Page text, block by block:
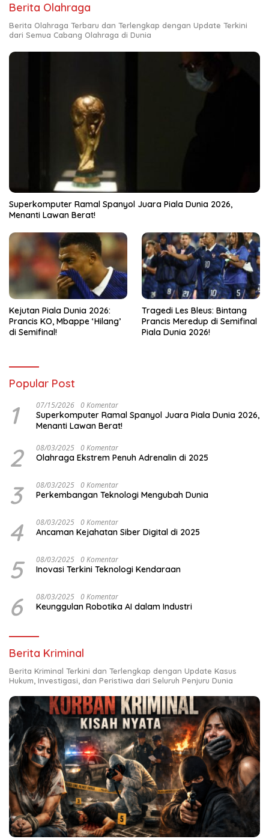
Berita Olahraga
Berita Olahraga Terbaru dan Terlengkap dengan Update Terkini
dari Semua Cabang Olahraga di Dunia
Superkomputer Ramal Spanyol Juara Piala Dunia 2026,
Menanti Lawan Berat!
Kejutan Piala Dunia 2026:
Prancis KO, Mbappe ‘Hilang’
di Semifinal!
Tragedi Les Bleus: Bintang
Prancis Meredup di Semifinal
Piala Dunia 2026!
Popular Post
1 07/15/2026 0 Komentar
Superkomputer Ramal Spanyol Juara Piala Dunia 2026,
Menanti Lawan Berat!
2 08/03/2025 0 Komentar
Olahraga Ekstrem Penuh Adrenalin di 2025
3 08/03/2025 0 Komentar
Perkembangan Teknologi Mengubah Dunia
4 08/03/2025 0 Komentar
Ancaman Kejahatan Siber Digital di 2025
5 08/03/2025 0 Komentar
Inovasi Terkini Teknologi Kendaraan
6 08/03/2025 0 Komentar
Keunggulan Robotika AI dalam Industri
Berita Kriminal
Berita Kriminal Terkini dan Terlengkap dengan Update Kasus
Hukum, Investigasi, dan Peristiwa dari Seluruh Penjuru Dunia